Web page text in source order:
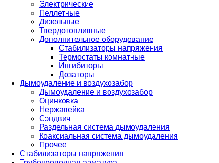
Электрические
Пеллетные
Дизельные
Твердотопливные
Дополнительное оборудование
Стабилизаторы напряжения
Термостаты комнатные
Ингибиторы
Дозаторы
Дымоудаление и воздухозабор
Дымоудаление и воздухозабор
Оцинковка
Нержавейка
Сэндвич
Раздельная система дымоудаления
Коаксиальная система дымоудаления
Прочее
Стабилизаторы напряжения